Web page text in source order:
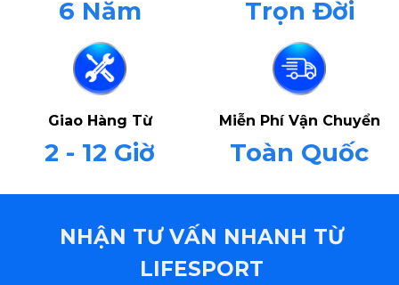
6 Năm Trọn Đời
Giao Hàng Từ
2 - 12 Giờ
Miễn Phí Vận Chuyển
Toàn Quốc
NHẬN TƯ VẤN NHANH TỪ
LIFESPORT